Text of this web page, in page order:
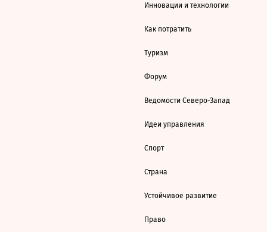
Инновации и технологии
Как потратить
Туризм
Форум
Ведомости Северо-Запад
Идеи управления
Спорт
Страна
Устойчивое развитие
Право